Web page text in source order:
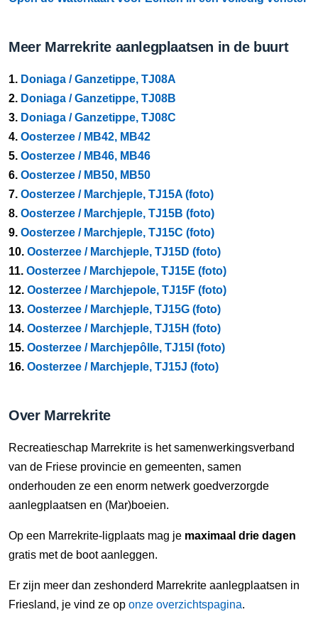
Meer Marrekrite aanlegplaatsen in de buurt
1. Doniaga / Ganzetippe, TJ08A
2. Doniaga / Ganzetippe, TJ08B
3. Doniaga / Ganzetippe, TJ08C
4. Oosterzee / MB42, MB42
5. Oosterzee / MB46, MB46
6. Oosterzee / MB50, MB50
7. Oosterzee / Marchjeple, TJ15A (foto)
8. Oosterzee / Marchjeple, TJ15B (foto)
9. Oosterzee / Marchjeple, TJ15C (foto)
10. Oosterzee / Marchjeple, TJ15D (foto)
11. Oosterzee / Marchjepole, TJ15E (foto)
12. Oosterzee / Marchjepole, TJ15F (foto)
13. Oosterzee / Marchjeple, TJ15G (foto)
14. Oosterzee / Marchjeple, TJ15H (foto)
15. Oosterzee / Marchjepôlle, TJ15I (foto)
16. Oosterzee / Marchjeple, TJ15J (foto)
Over Marrekrite
Recreatieschap Marrekrite is het samenwerkingsverband
van de Friese provincie en gemeenten, samen
onderhouden ze een enorm netwerk goedverzorgde
aanlegplaatsen en (Mar)boeien.
Op een Marrekrite-ligplaats mag je maximaal drie dagen
gratis met de boot aanleggen.
Er zijn meer dan zeshonderd Marrekrite aanlegplaatsen in
Friesland, je vind ze op onze overzichtspagina.